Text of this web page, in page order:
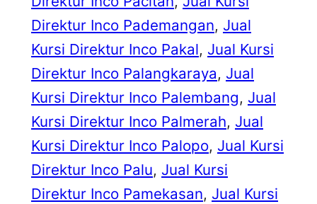
Direktur Inco Pademangan, Jual
Kursi Direktur Inco Pakal, Jual Kursi
Direktur Inco Palangkaraya, Jual
Kursi Direktur Inco Palembang, Jual
Kursi Direktur Inco Palmerah, Jual
Kursi Direktur Inco Palopo, Jual Kursi
Direktur Inco Palu, Jual Kursi
Direktur Inco Pamekasan, Jual Kursi